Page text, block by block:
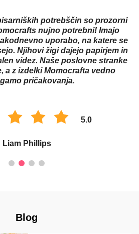
potrebščin so prozorni
nujno potrebni! Imajo
uporabo, na katere se
Njihovi žigi dajejo papirjem in
videz. Naše poslovne stranke
a z izdelki Momocrafta vedno
pričakovanja.
5.0
Liam Phillips
Blog